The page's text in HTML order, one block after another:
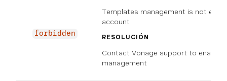
forbidden
Templates management is not
account
RESOLUCIÓN
Contact Vonage support to enable
management